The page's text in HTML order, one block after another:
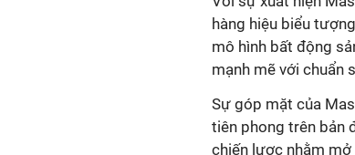
hàng hiệu biểu
mô hình bất động
mạnh mẽ với chuẩn
Sự góp mặt của
tiên phong trên bản
chiến lược nhằm